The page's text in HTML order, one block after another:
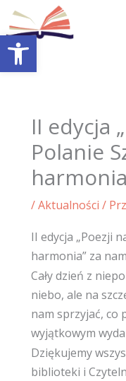
Otwórz pasek narzędzi
Przejdź
do
treści
II edycja
Polanie
/Aktualności /
II edycja „Poezji
harmonia” za
Cały dzień z
niebo, ale na
nam sprzyjać, co
wyjątkowym
Dziękujemy
biblioteki i